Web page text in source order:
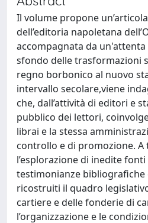
Il volume propone
dell’editoria napoletana
accompagnata da
sfondo delle trasformazioni
regno borbonico al nuovo
intervallo secolare,viene
che, dall’attività di editori e
pubblico dei lettori,
librai e la stessa
controllo e di promozione. A
l’esplorazione di inedite
testimonianze bibliografiche
ricostruiti il quadro
cartiere e delle fonderie di
l’organizzazione e le